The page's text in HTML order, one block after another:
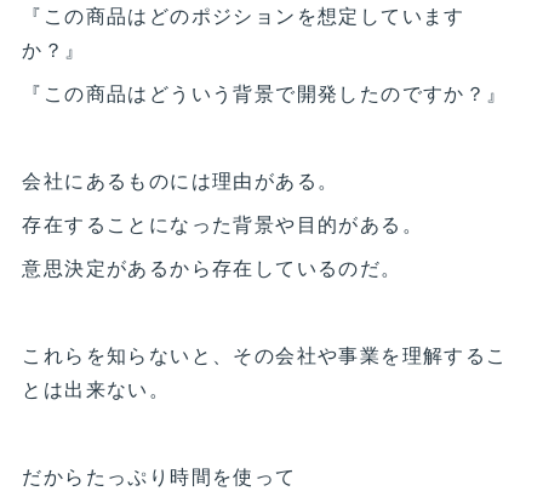
『この商品はどのポジションを想定しています
か？』
『この商品はどういう背景で開発したのですか？』
会社にあるものには理由がある。
存在することになった背景や目的がある。
意思決定があるから存在しているのだ。
これらを知らないと、その会社や事業を理解するこ
とは出来ない。
だからたっぷり時間を使って